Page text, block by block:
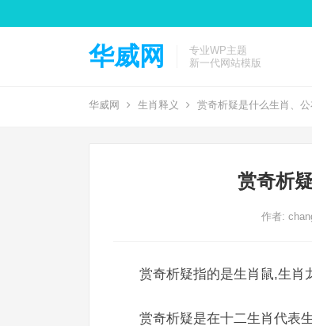
华威网
专业WP主题
新一代网站模版
华威网 生肖释义 赏奇析疑是什么生肖、
赏奇析
作者:
赏奇析疑指的是生肖鼠,生肖
赏奇析疑是在十二生肖代表